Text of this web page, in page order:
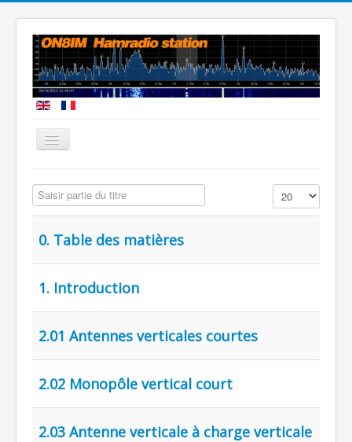
Vous êtes ici : Accueil
Saisir partie du titre Affichage #
0. Table des matières
1. Introduction
2.01 Antennes verticales courtes
2.02 Monopôle vertical court
2.03 Antenne verticale à charge verticale